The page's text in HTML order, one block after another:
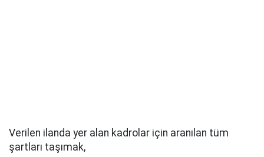
Verilen ilanda yer alan kadrolar için aranılan tüm
şartları taşımak,